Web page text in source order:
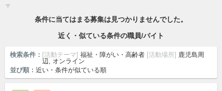
filter_list
条件に当てはまる募集は見つかりませんでした。
近く・似ている条件の職員/バイト
検索条件： [活動テーマ] 福祉・障がい・高齢者 [活動場所] 鹿児島周
辺, オンライン
並び順： 近い・条件が似ている順